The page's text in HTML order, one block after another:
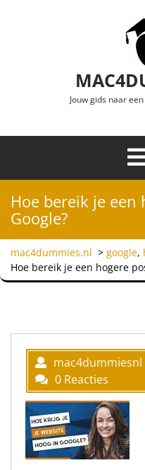
Jouw gids naar
Hoe bereik je een
Google?
mac4dummies.nl > google,
Hoe bereik je een hogere
mac4dummiesnl
0 Reacties